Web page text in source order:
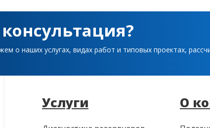
о наших услугах, видах работ и типовых проектах,
Услуги О